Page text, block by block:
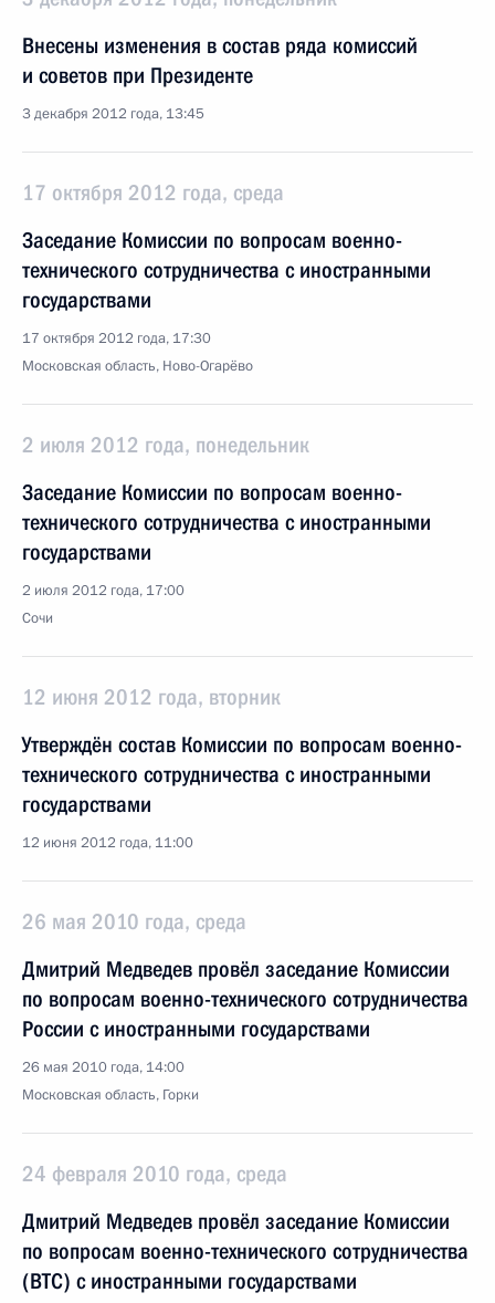
Внесены изменения в состав ряда комиссий
и советов при Президенте
3 декабря 2012 года, 13:45
17 октября 2012 года, среда
Заседание Комиссии по вопросам военно-
технического сотрудничества с иностранными
государствами
17 октября 2012 года, 17:30
Московская область, Ново-Огарёво
2 июля 2012 года, понедельник
Заседание Комиссии по вопросам военно-
технического сотрудничества с иностранными
государствами
2 июля 2012 года, 17:00
Сочи
12 июня 2012 года, вторник
Утверждён состав Комиссии по вопросам военно-
технического сотрудничества с иностранными
государствами
12 июня 2012 года, 11:00
26 мая 2010 года, среда
Дмитрий Медведев провёл заседание Комиссии
по вопросам военно-технического сотрудничества
России с иностранными государствами
26 мая 2010 года, 14:00
Московская область, Горки
24 февраля 2010 года, среда
Дмитрий Медведев провёл заседание Комиссии
по вопросам военно-технического сотрудничества
(ВТС) с иностранными государствами